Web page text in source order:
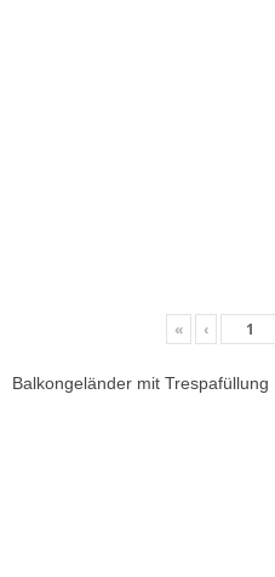
« ‹
Balkongeländer mit Trespafüllung